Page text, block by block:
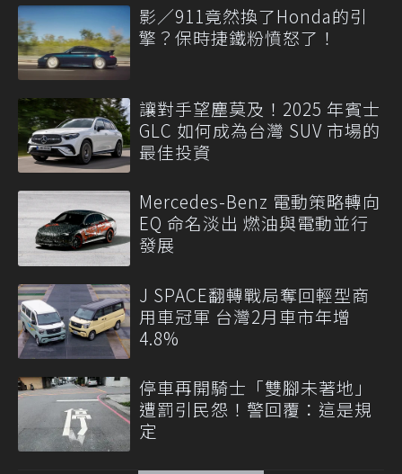
影／911竟然換了Honda的引
擎？保時捷鐵粉憤怒了！
讓對手望塵莫及！2025 年賓士
GLC 如何成為台灣 SUV 市場的
最佳投資
Mercedes-Benz 電動策略轉向
EQ 命名淡出 燃油與電動並行
發展
J SPACE翻轉戰局奪回輕型商
用車冠軍 台灣2月車市年增
4.8%
停車再開騎士「雙腳未著地」
遭罰引民怨！警回覆：這是規
定